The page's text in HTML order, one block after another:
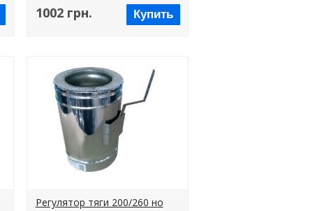
Пеллеты Уголь Дрова Брикеты
1002 грн. Купить
Регулятор тяги 200/260 но